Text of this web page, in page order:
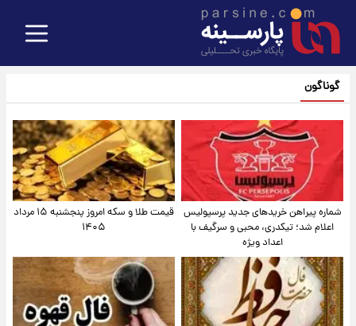
گوناگون
شماره پیراهن خریدهای جدید پرسپولیس
اعلام شد؛ تیکدری، محبی و سرگیف با
اعداد ویژه
قیمت طلا و سکه امروز پنجشنبه ۱۵ مرداد
۱۴۰۵